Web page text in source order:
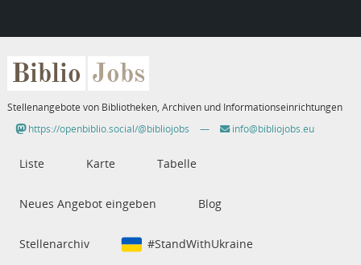
Biblio Jobs
Stellenangebote von Bibliotheken, Archiven und Informationseinrichtungen
https://openbiblio.social/@bibliojobs
— info@bibliojobs.eu
Liste Karte Tabelle
Neues Angebot eingeben Blog
Stellenarchiv #StandWithUkraine